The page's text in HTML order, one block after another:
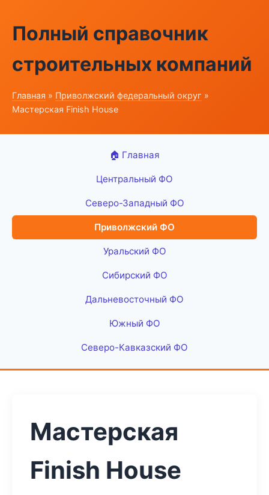
Полный справочник
строительных компаний
Главная » Приволжский федеральный округ »
Мастерская Finish House
🏠 Главная
Центральный ФО
Северо-Западный ФО
Приволжский ФО
Уральский ФО
Сибирский ФО
Дальневосточный ФО
Южный ФО
Северо-Кавказский ФО
Мастерская
Finish House